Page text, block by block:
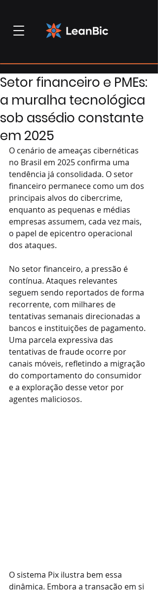
Setor financeiro e PMEs:
a muralha tecnológica
sob assédio constante
em 2025
O cenário de ameaças cibernéticas
no Brasil em 2025 confirma uma
tendência já consolidada. O setor
financeiro permanece como um dos
principais alvos do cibercrime,
enquanto as pequenas e médias
empresas assumem, cada vez mais,
o papel de epicentro operacional
dos ataques.
No setor financeiro, a pressão é
contínua. Ataques relevantes
seguem sendo reportados de forma
recorrente, com milhares de
tentativas semanais direcionadas a
bancos e instituições de pagamento.
Uma parcela expressiva das
tentativas de fraude ocorre por
canais móveis, refletindo a migração
do comportamento do consumidor
e a exploração desse vetor por
agentes maliciosos.
O sistema Pix ilustra bem essa
dinâmica. Embora a transação em si